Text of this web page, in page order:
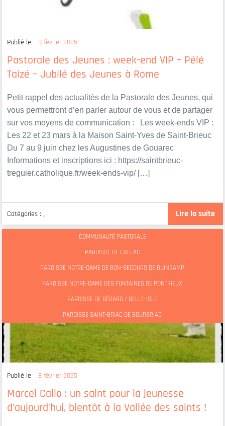
Pastorale des Jeunes : week-end VIP – Pélé
Taizé – Jubilé des Jeunes à Rome
Publié le 8 février 2025
Petit rappel des actualités de la Pastorale des Jeunes, qui
vous permettront d’en parler autour de vous et de partager
sur vos moyens de communication : Les week-ends VIP :
Les 22 et 23 mars à la Maison Saint-Yves de Saint-Brieuc
Du 7 au 9 juin chez les Augustines de Gouarec
Informations et inscriptions ici : https://saintbrieuc-
treguier.catholique.fr/week-ends-vip/ […]
Lire la suite
Catégories : ,
COMMUNAUTÉ PASTORALE
PAROISSE DE CALLAC
PAROISSE NOTRE-DAME DE BON-SECOURS DE GUINGAMP
PAROISSE NOTRE-DAME DES FONTAINES DE PONTRIEUX
PAROISSE DE BÉGARD / BELLE-ISLE
PAROISSE SAINT-BRIAC DE BOURBRIAC
Marcel Callo : un saint pour la jeunesse
d’aujourd’hui, bientôt à la Vallée des saints !
Publié le 8 février 2025